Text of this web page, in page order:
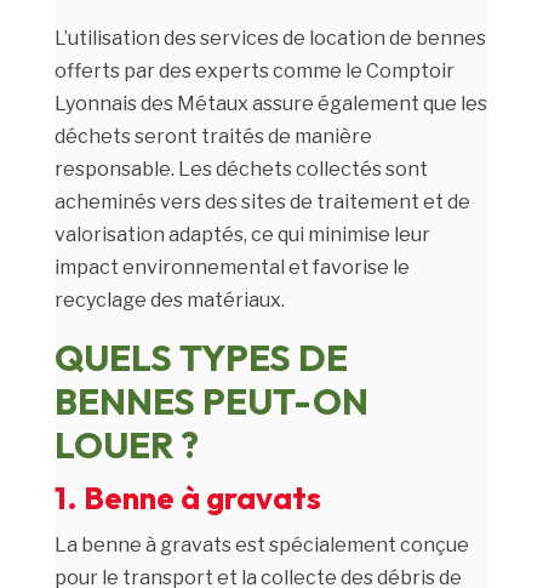
L’utilisation des services de location de bennes
offerts par des experts comme le Comptoir
Lyonnais des Métaux assure également que les
déchets seront traités de manière
responsable. Les déchets collectés sont
acheminés vers des sites de traitement et de
valorisation adaptés, ce qui minimise leur
impact environnemental et favorise le
recyclage des matériaux.
QUELS TYPES DE
BENNES PEUT-ON
LOUER ?
1. Benne à gravats
La benne à gravats est spécialement conçue
pour le transport et la collecte des débris de